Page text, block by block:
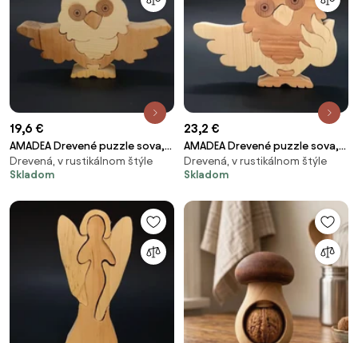
19,6 €
AMADEA Drevené puzzle sova,
masívne drevo dvoch druhov
drevín, 18x13 cm
Drevená, v rustikálnom štýle
Skladom
23,2 €
AMADEA Drevené puzzle sova,
masívne drevo dvoch druhov
drevín, 22 cm
Drevená, v rustikálnom štýle
Skladom